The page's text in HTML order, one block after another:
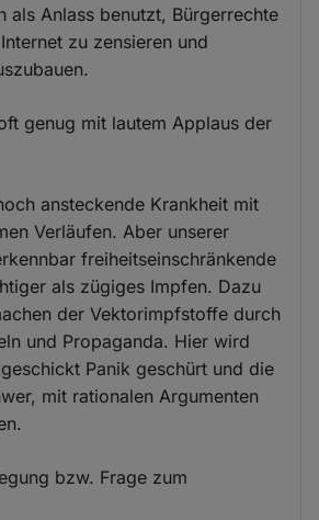
als Anlass benutzt, Bürgerrechte
zu zensieren und
genug mit lautem Applaus der
ansteckende Krankheit mit
Verläufen. Aber unserer
freiheitseinschränkende
als zügiges Impfen. Dazu
der Vektorimpfstoffe durch
und Propaganda. Hier wird
Panik geschürt und die
mit rationalen Argumenten
bzw. Frage zum